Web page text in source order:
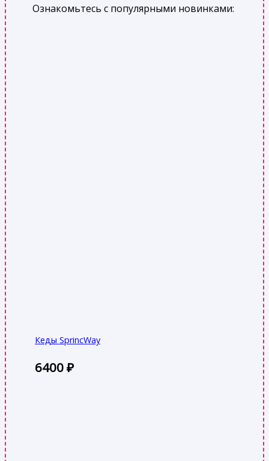
Ознакомьтесь с популярными новинками:
Кеды SprincWay
6400₽